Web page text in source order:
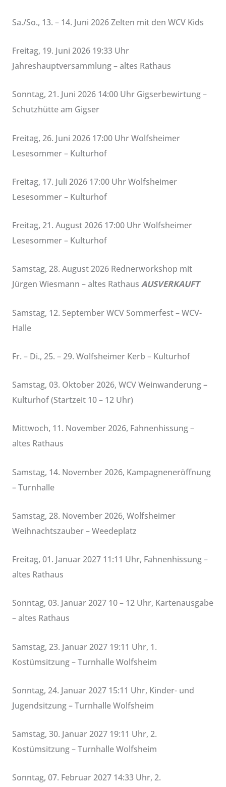
Sa./So., 13. – 14. Juni 2026 Zelten mit den WCV Kids
Freitag, 19. Juni 2026 19:33 Uhr
Jahreshauptversammlung – altes Rathaus
Sonntag, 21. Juni 2026 14:00 Uhr Gigserbewirtung –
Schutzhütte am Gigser
Freitag, 26. Juni 2026 17:00 Uhr Wolfsheimer
Lesesommer – Kulturhof
Freitag, 17. Juli 2026 17:00 Uhr Wolfsheimer
Lesesommer – Kulturhof
Freitag, 21. August 2026 17:00 Uhr Wolfsheimer
Lesesommer – Kulturhof
Samstag, 28. August 2026 Rednerworkshop mit
Jürgen Wiesmann – altes Rathaus AUSVERKAUFT
Samstag, 12. September WCV Sommerfest – WCV-
Halle
Fr. – Di., 25. – 29. Wolfsheimer Kerb – Kulturhof
Samstag, 03. Oktober 2026, WCV Weinwanderung –
Kulturhof (Startzeit 10 – 12 Uhr)
Mittwoch, 11. November 2026, Fahnenhissung –
altes Rathaus
Samstag, 14. November 2026, Kampagneneröffnung
– Turnhalle
Samstag, 28. November 2026, Wolfsheimer
Weihnachtszauber – Weedeplatz
Freitag, 01. Januar 2027 11:11 Uhr, Fahnenhissung –
altes Rathaus
Sonntag, 03. Januar 2027 10 – 12 Uhr, Kartenausgabe
– altes Rathaus
Samstag, 23. Januar 2027 19:11 Uhr, 1.
Kostümsitzung – Turnhalle Wolfsheim
Sonntag, 24. Januar 2027 15:11 Uhr, Kinder- und
Jugendsitzung – Turnhalle Wolfsheim
Samstag, 30. Januar 2027 19:11 Uhr, 2.
Kostümsitzung – Turnhalle Wolfsheim
Sonntag, 07. Februar 2027 14:33 Uhr, 2.